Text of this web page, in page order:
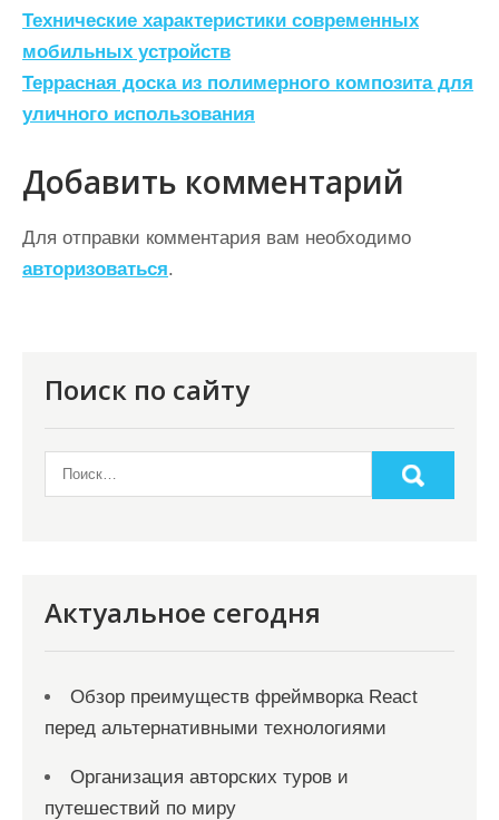
Н
а
в
и
г
а
ц
и
м
Технические характеристики современных
мобильных устройств
Террасная доска из полимерного композита для
уличного использования
Добавить комментарий
Для отправки комментария вам необходимо
авторизоваться.
Поиск по сайту
Актуальное сегодня
Обзор преимуществ фреймворка React
перед альтернативными технологиями
Организация авторских туров и
путешествий по миру